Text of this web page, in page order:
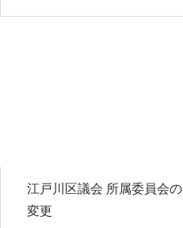
江戸川区議会 所属委員会の
変更